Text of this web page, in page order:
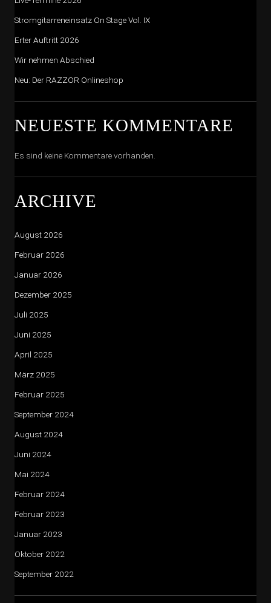
Stromgitarreneinsatz On Stage Vol. IX
Erter Auftritt 2026
Wir nehmen Abschied
Neu: Der RAZZOR Onlineshop
NEUESTE KOMMENTARE
Es sind keine Kommentare vorhanden.
ARCHIVE
August 2026
Februar 2026
Januar 2026
Dezember 2025
Juli 2025
Juni 2025
April 2025
März 2025
Februar 2025
September 2024
August 2024
Juni 2024
Mai 2024
Februar 2024
Februar 2023
Januar 2023
Oktober 2022
September 2022